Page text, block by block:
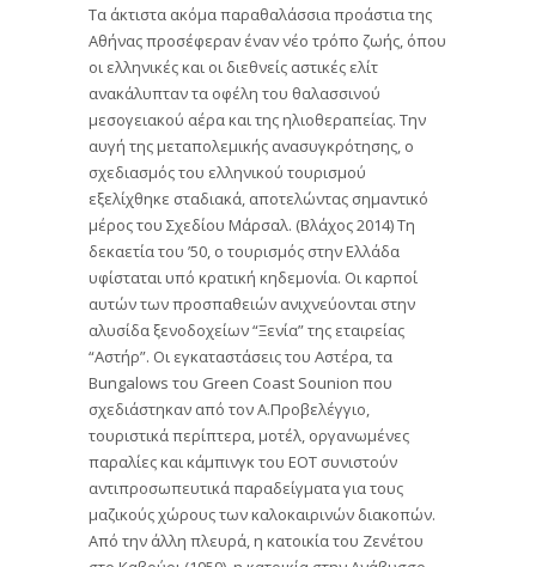
Τα άκτιστα ακόμα παραθαλάσσια προάστια της
Αθήνας προσέφεραν έναν νέο τρόπο ζωής, όπου
οι ελληνικές και οι διεθνείς αστικές ελίτ
ανακάλυπταν τα οφέλη του θαλασσινού
μεσογειακού αέρα και της ηλιοθεραπείας. Την
αυγή της μεταπολεμικής ανασυγκρότησης, ο
σχεδιασμός του ελληνικού τουρισμού
εξελίχθηκε σταδιακά, αποτελώντας σημαντικό
μέρος του Σχεδίου Μάρσαλ. (Βλάχος 2014) Τη
δεκαετία του ’50, ο τουρισμός στην Ελλάδα
υφίσταται υπό κρατική κηδεμονία. Οι καρποί
αυτών των προσπαθειών ανιχνεύονται στην
αλυσίδα ξενοδοχείων “Ξενία” της εταιρείας
“Αστήρ”. Οι εγκαταστάσεις του Αστέρα, τα
Bungalows του Green Coast Sounion που
σχεδιάστηκαν από τον Α.Προβελέγγιο,
τουριστικά περίπτερα, μοτέλ, οργανωμένες
παραλίες και κάμπινγκ του ΕΟΤ συνιστούν
αντιπροσωπευτικά παραδείγματα για τους
μαζικούς χώρους των καλοκαιρινών διακοπών.
Από την άλλη πλευρά, η κατοικία του Ζενέτου